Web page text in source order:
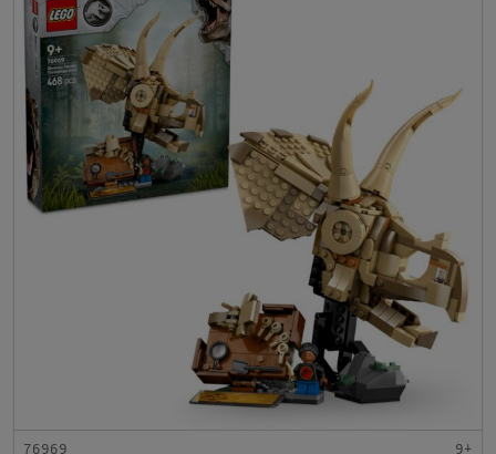
76969 9+